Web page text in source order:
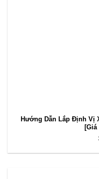
Hướng Dẫn Lắp Định Vị
[Giá